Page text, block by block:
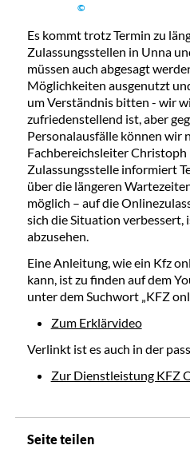
©
Es kommt trotz Termin zu
Zulassungsstellen in Unna
müssen auch abgesagt
Möglichkeiten ausgenutzt
um Verständnis bitten - wir
zufriedenstellend ist, aber
Personalausfälle können wir
Fachbereichsleiter Christoph
Zulassungsstelle informiert
über die längeren
möglich – auf die
sich die Situation verbessert,
abzusehen.
Eine Anleitung, wie ein Kfz
kann, ist zu finden auf dem
unter dem Suchwort „KFZ
Zum Erklärvideo
Verlinkt ist es auch in der
Zur Dienstleistung KFZ
Seite teilen